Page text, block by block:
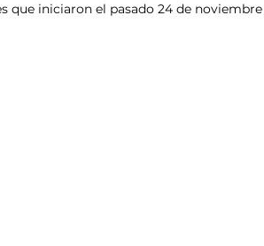
que iniciaron el pasado 24 de